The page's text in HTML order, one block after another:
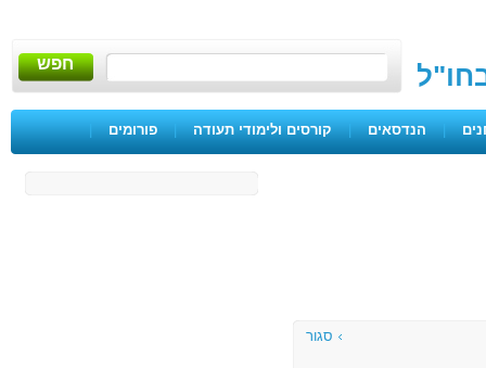
חפש
| הנדסאים | קורסים ולימודי תעודה | פורומים |
סגור